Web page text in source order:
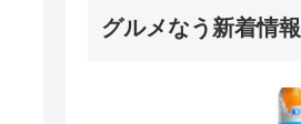
グルメなう新着情報